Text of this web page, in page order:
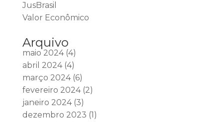
JusBrasil
Valor Econômico
Arquivo
maio 2024(4)
abril 2024(4)
março 2024(6)
fevereiro 2024(2)
janeiro 2024(3)
dezembro 2023 (1)